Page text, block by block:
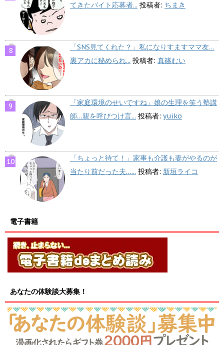
てきたバイト応募者... 投稿者: ちまき
「SNS見てくれた？」私になりすますママ友…
裏アカに秘められ... 投稿者: 真篠むい
「家庭環境のせいですね」娘の生理を笑う塾講
師…親を呼びつけ言... 投稿者: yuiko
「ちょっと待て！」家事も介護も妻がやるのが
当たり前だった夫…... 投稿者: 新垣ライコ
電子書籍
あなたの体験談大募集！